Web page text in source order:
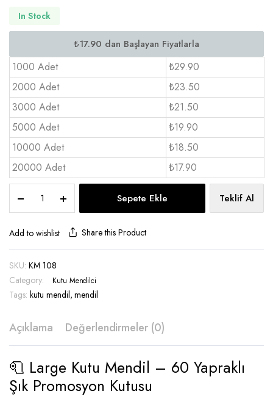
In Stock
1000 Adet
₺29.90
2000 Adet
₺23.50
3000 Adet
₺21.50
5000 Adet
₺19.90
10000 Adet
₺18.50
20000 Adet
₺17.90
Mendil
60’lık
Large
108
quantity
Sepete Ekle Teklif Al
Add to wishlist Share this Product
SKU: KM 108
Category:
Kutu Mendilci
Tags: kutu mendil,mendil
Açıklama Değerlendirmeler (0)
🧻 Large Kutu Mendil – 60 Yapraklı
Şık Promosyon Kutusu